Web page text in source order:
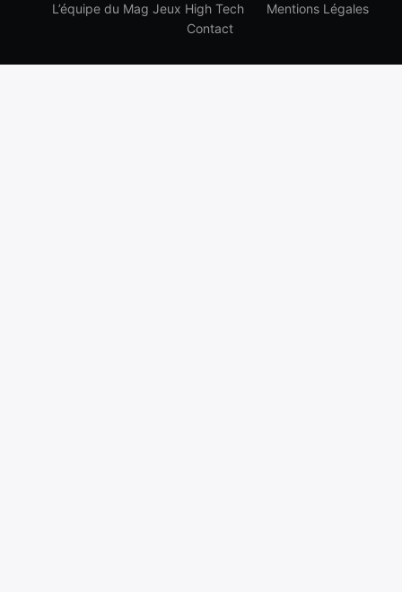
L’équipe du Mag Jeux High Tech
Mentions Légales
Contact